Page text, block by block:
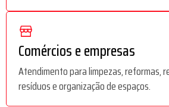
Comércios e empresas
Atendimento para limpezas, reformas,
resíduos e organização de espaços.